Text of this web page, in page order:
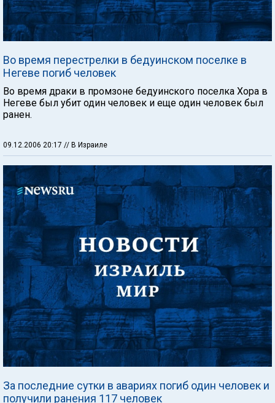
Во время перестрелки в бедуинском поселке в
Негеве погиб человек
Во время драки в промзоне бедуинского поселка Хора в
Негеве был убит один человек и еще один человек был
ранен.
09.12.2006 20:17 // В Израиле
За последние сутки в авариях погиб один человек и
получили ранения 117 человек